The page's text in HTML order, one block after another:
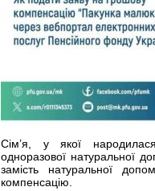
Cім’я, у якої
одноразової натуральної
замість натуральної
компенсацію.